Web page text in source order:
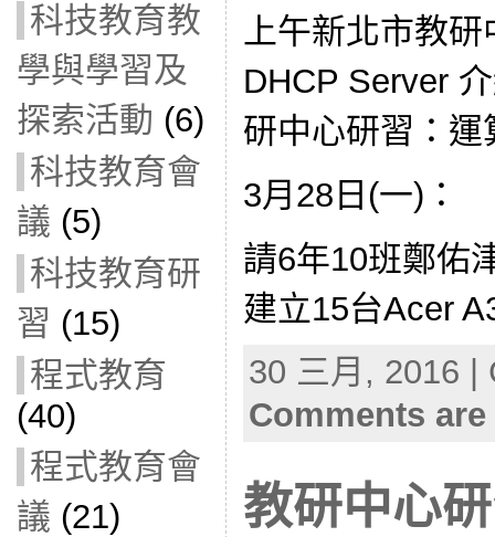
科技教育教
學與學習及
探索活動 (6)
科技教育會
議 (5)
科技教育研
習 (15)
程式教育
(40)
程式教育會
議 (21)
上午新北市教
DHCP Server
研中心研習：運
3月28日(一)：
請6年10班鄭佑
建立15台Acer
30 三月, 2016
Comments
教研中心